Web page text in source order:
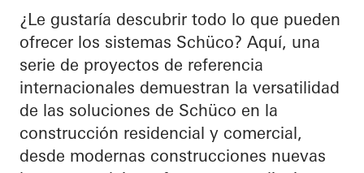
¿Le gustaría descubrir todo lo que pueden
ofrecer los sistemas Schüco? Aquí, una
serie de proyectos de referencia
internacionales demuestran la versatilidad
de las soluciones de Schüco en la
construcción residencial y comercial,
desde modernas construcciones nuevas